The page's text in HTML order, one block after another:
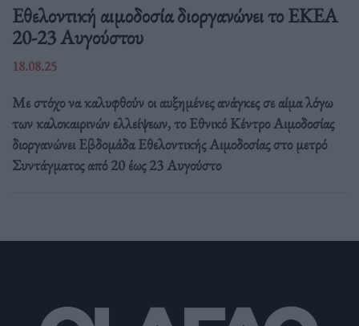
Eθελοντική αιμοδοσία διοργανώνει το ΕΚΕΑ
20-23 Αυγούστου
18.08.25
Με στόχο να καλυφθούν οι αυξημένες ανάγκες σε αίμα λόγω
των καλοκαιρινών ελλείψεων, το Εθνικό Κέντρο Αιμοδοσίας
διοργανώνει Εβδομάδα Εθελοντικής Αιμοδοσίας στο μετρό
Συντάγματος από 20 έως 23 Αυγούστο